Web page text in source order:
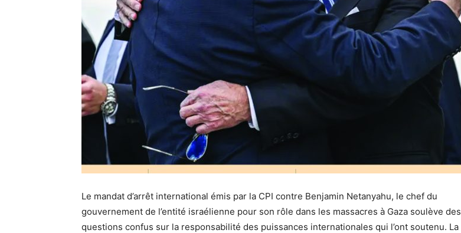
Le mandat d’arrêt international émis par la CPI contre Benjamin Netanyahu, le chef du
gouvernement de l’entité israélienne pour son rôle dans les massacres à Gaza soulève des
questions confus sur la responsabilité des puissances internationales qui l’ont soutenu. La